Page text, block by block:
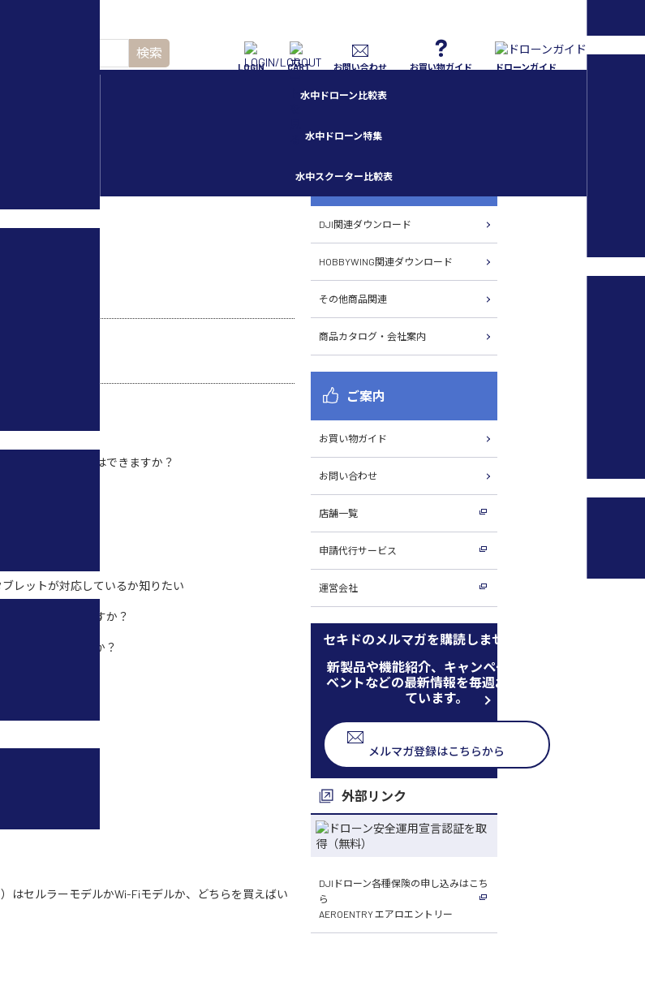
検索
LOGIN CART お問い合わせ お買い物ガイド ドローンガイド
水中ドローン比較表
水中ドローン特集
水中スクーター比較表各種ダウンロード
DJI関連ダウンロード
HOBBYWING関連ダウンロード
その他商品関連
商品カタログ・会社案内
ご案内
お買い物ガイド
お問い合わせ
店舗一覧
申請代行サービス
運営会社
セキドのメルマガを購読しませんか
新製品や機能紹介、キャンペーン、イ
ベントなどの最新情報を毎週お届けし
ています。
メルマガ登録はこちらから
外部リンク
DJIドローン各種保険の申し込みはこち
ら
AEROENTRY エアロエントリー
ベーション作業はできますか？
レットが対応しているか知りたい
きません。なぜですか？
手続きは必要ですか？
はセルラーモデルかWi-Fiモデルか、どちらを買えばい